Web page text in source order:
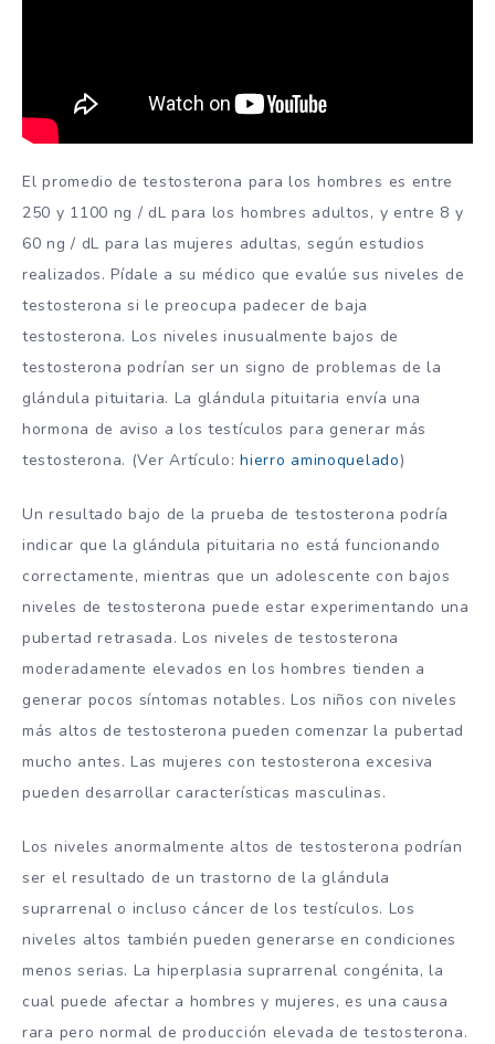
El promedio de testosterona para los hombres es entre
250 y 1100 ng / dL para los hombres adultos, y entre 8 y
60 ng / dL para las mujeres adultas, según estudios
realizados. Pídale a su médico que evalúe sus niveles de
testosterona si le preocupa padecer de baja
testosterona. Los niveles inusualmente bajos de
testosterona podrían ser un signo de problemas de la
glándula pituitaria. La glándula pituitaria envía una
hormona de aviso a los testículos para generar más
testosterona. (Ver Artículo:hierro aminoquelado)
Un resultado bajo de la prueba de testosterona podría
indicar que la glándula pituitaria no está funcionando
correctamente, mientras que un adolescente con bajos
niveles de testosterona puede estar experimentando una
pubertad retrasada. Los niveles de testosterona
moderadamente elevados en los hombres tienden a
generar pocos síntomas notables. Los niños con niveles
más altos de testosterona pueden comenzar la pubertad
mucho antes. Las mujeres con testosterona excesiva
pueden desarrollar características masculinas.
Los niveles anormalmente altos de testosterona podrían
ser el resultado de un trastorno de la glándula
suprarrenal o incluso cáncer de los testículos. Los
niveles altos también pueden generarse en condiciones
menos serias. La hiperplasia suprarrenal congénita, la
cual puede afectar a hombres y mujeres, es una causa
rara pero normal de producción elevada de testosterona.